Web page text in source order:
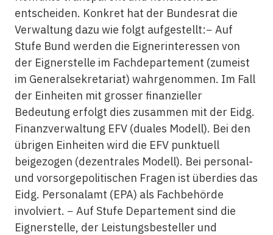
entscheiden. Konkret hat der Bundesrat die
Verwaltung dazu wie folgt aufgestellt:− Auf
Stufe Bund werden die Eignerinteressen von
der Eignerstelle im Fachdepartement (zumeist
im Generalsekretariat) wahrgenommen. Im Fall
der Einheiten mit grosser finanzieller
Bedeutung erfolgt dies zusammen mit der Eidg.
Finanzverwaltung EFV (duales Modell). Bei den
übrigen Einheiten wird die EFV punktuell
beigezogen (dezentrales Modell). Bei personal-
und vorsorgepolitischen Fragen ist überdies das
Eidg. Personalamt (EPA) als Fachbehörde
involviert. − Auf Stufe Departement sind die
Eignerstelle, der Leistungsbesteller und